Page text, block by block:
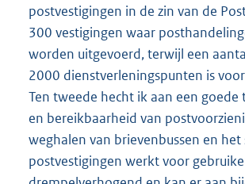
postvestigingen in de zin van de
300 vestigingen waar
worden uitgevoerd, terwijl een
2000 dienstverleningspunten is
Ten tweede hecht ik aan een
en bereikbaarheid van
weghalen van brievenbussen en het
postvestigingen werkt voor